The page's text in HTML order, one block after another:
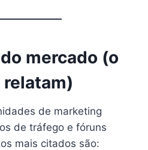
mercado (o
de marketing
de tráfego e fóruns
mais citados são: